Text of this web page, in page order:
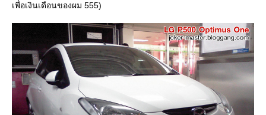
เพื่อเงินเดือนของผม 555)